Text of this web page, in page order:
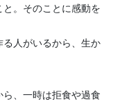
。そのことに感動を
人がいるから、生か
、一時は拒食や過食